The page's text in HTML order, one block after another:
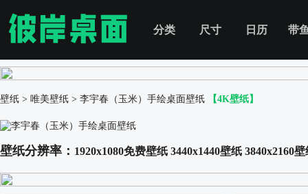
分类 尺寸 日历 带
壁纸 > 唯美壁纸 > 李宇春（玉米）手绘桌面壁纸 【4K壁纸】
壁纸分辨率： 1920x1080免费壁纸 3440x1440壁纸 3840x2160壁